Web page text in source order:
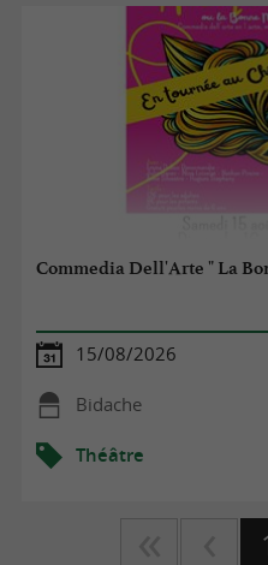
Commedia Dell'Arte " La
15/08/2026
Bidache
Théâtre